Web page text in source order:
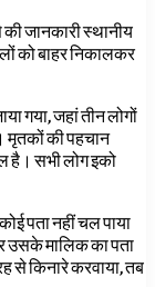
जानकारी स्थानीय
को बाहर निकालकर
गया, जहां तीन लोगों
मृतकों की पहचान
है। सभी लोग इको
पता नहीं चल पाया
मालिक का पता
से किनारे करवाया, तब